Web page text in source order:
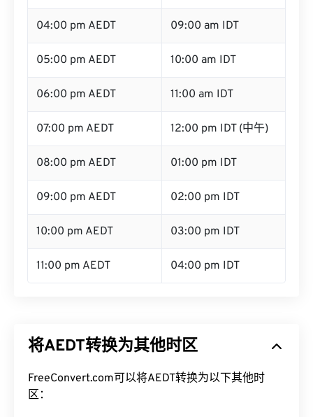
04:00 pm AEDT 09:00 am IDT
05:00 pm AEDT 10:00 am IDT
06:00 pm AEDT 11:00 am IDT
07:00 pm AEDT 12:00 pm IDT (中午)
08:00 pm AEDT 01:00 pm IDT
09:00 pm AEDT 02:00 pm IDT
10:00 pm AEDT 03:00 pm IDT
11:00 pm AEDT 04:00 pm IDT
将AEDT转换为其他时区
FreeConvert.com可以将AEDT转换为以下其他时
区：